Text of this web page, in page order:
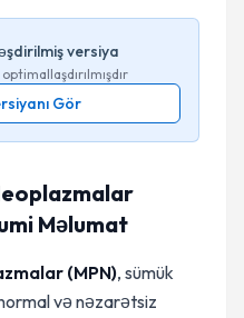
versiya
Gör
Məlumat
(MPN), sümük
və nəzarətsiz